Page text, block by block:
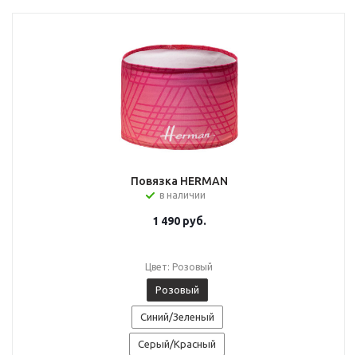
Повязка HERMAN
в наличии
1 490руб.
Цвет: Розовый
Розовый
Синий/Зеленый
Серый/Красный